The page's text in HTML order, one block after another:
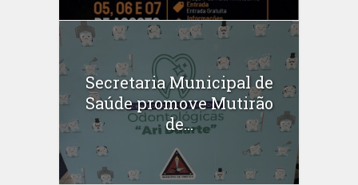
Secretaria Municipal de
Saúde promove Mutirão
de...